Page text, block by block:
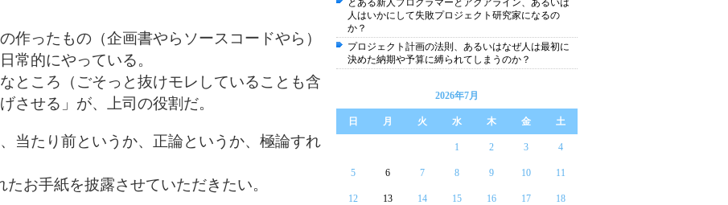
作ったもの（企画書やらソースコードやら）
常的にやっている。
ところ（ごそっと抜けモレしていることも含
させる」が、上司の役割だ。
当たり前というか、正論というか、極論すれ
お手紙を披露させていただきたい。
とある新人プログラマーとアクアライン、あるいは
人はいかにして失敗プロジェクト研究家になるの
か？
プロジェクト計画の法則、あるいはなぜ人は最初に
決めた納期や予算に縛られてしまうのか？
2026年7月
日 月 火 水 木 金 土
1 2 3 4
5 6 7 8 9 10 11
12 13 14 15 16 17 18